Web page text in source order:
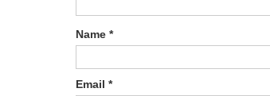
Name *
Email *